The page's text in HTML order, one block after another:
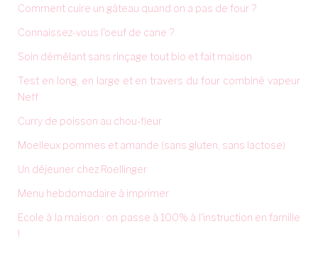
Comment cuire un gâteau quand on a pas de four ?
Connaissez-vous l'oeuf de cane ?
Soin démêlant sans rinçage tout bio et fait maison
Test en long, en large et en travers du four combiné vapeur
Neff
Curry de poisson au chou-fleur
Moelleux pommes et amande (sans gluten, sans lactose)
Un déjeuner chez Roellinger
Menu hebdomadaire à imprimer
Ecole à la maison : on passe à 100% à l'instruction en famille
!